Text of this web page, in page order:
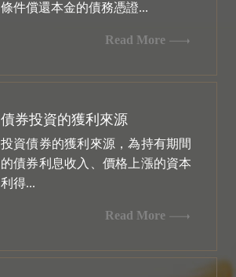
條件償還本金的債務憑證...
Read More
債券投資的獲利來源
投資債券的獲利來源，為持有期間
的債券利息收入、價格上漲的資本
利得...
Read More